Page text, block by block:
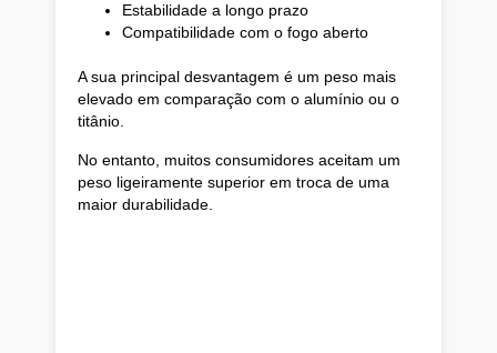
Estabilidade a longo prazo
Compatibilidade com o fogo aberto
A sua principal desvantagem é um peso mais
elevado em comparação com o alumínio ou o
titânio.
No entanto, muitos consumidores aceitam um
peso ligeiramente superior em troca de uma
maior durabilidade.